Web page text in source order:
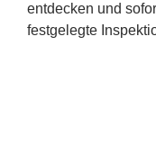
entdecken und
festgelegte